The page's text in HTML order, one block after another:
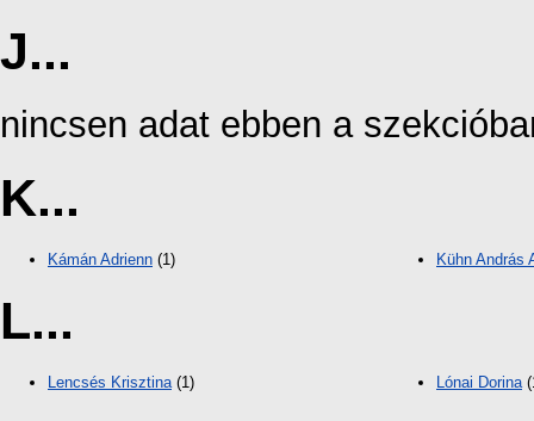
J...
nincsen adat ebben a
K...
Kámán Adrienn (1) Kühn András
L...
Lencsés Krisztina (1) Lónai Dorina